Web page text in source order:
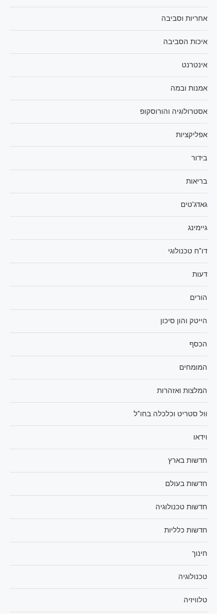
אחריות וסביבה
איכות הסביבה
אינטרנט
אמנות ובמה
אסטרולוגיה והורוסקופ
אפליקציות
בידור
בריאות
גאדג'טים
גיימינג
דו"ח טכנולוגי
דעות
הורים
הייטק והון סיכון
הכסף
המומחים
המלצות ואזהרות
וול סטריט וכלכלה בחו"ל
וידאו
חדשות בארץ
חדשות בעולם
חדשות טכנולוגיה
חדשות כלליות
חינוך
טכנולוגיה
טלוויזיה